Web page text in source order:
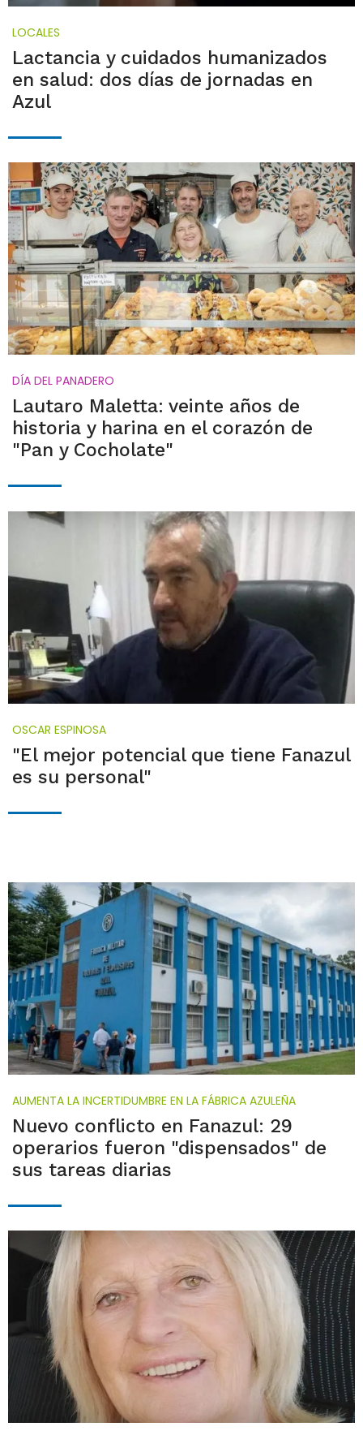
LOCALES
Lactancia y cuidados humanizados
en salud: dos días de jornadas en
Azul
DÍA DEL PANADERO
Lautaro Maletta: veinte años de
historia y harina en el corazón de
"Pan y Cocholate"
OSCAR ESPINOSA
"El mejor potencial que tiene Fanazul
es su personal"
AUMENTA LA INCERTIDUMBRE EN LA FÁBRICA AZULEÑA
Nuevo conflicto en Fanazul: 29
operarios fueron "dispensados" de
sus tareas diarias